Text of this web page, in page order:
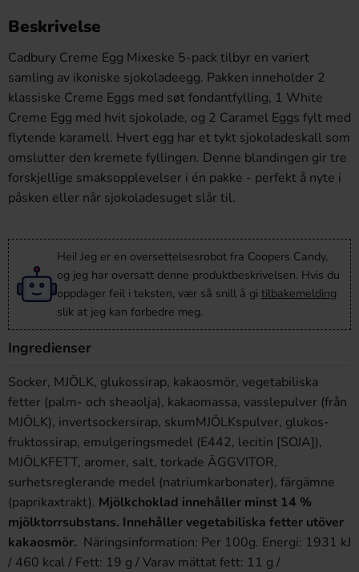
Beskrivelse
Cadbury Creme Egg Mixeske 5-pack tilbyr en variert
samling av ikoniske sjokoladeegg. Pakken inneholder 2
klassiske Creme Eggs med søt fondantfylling, 1 White
Creme Egg med hvit sjokolade, og 2 Caramel Eggs fylt med
flytende karamell. Hvert egg har et tykt sjokoladeskall som
omslutter den kremete fyllingen. Denne blandingen gir tre
forskjellige smaksopplevelser i én pakke - perfekt å nyte i
påsken eller når sjokoladesuget slår til.
Hei! Jeg er en oversettelsesrobot fra Coopers Candy,
og jeg har oversatt denne produktbeskrivelsen. Hvis du
oppdager feil i teksten, vær så snill å gi tilbakemelding
slik at jeg kan forbedre meg.
Ingredienser
Socker, MJÖLK, glukossirap, kakaosmör, vegetabiliska
fetter (palm- och sheaolja), kakaomassa, vasslepulver (från
MJÖLK), invertsockersirap, skumMJÖLKspulver, glukos-
fruktossirap, emulgeringsmedel (E442, lecitin [SOJA]),
MJÖLKFETT, aromer, salt, torkade ÄGGVITOR,
surhetsreglerande medel (natriumkarbonater), färgämne
(paprikaxtrakt). Mjölkchoklad innehåller minst 14 %
mjölktorrsubstans. Innehåller vegetabiliska fetter utöver
kakaosmör. Näringsinformation: Per 100g. Energi: 1931 kJ
/ 460 kcal / Fett: 19 g / Varav mättat fett: 11 g /